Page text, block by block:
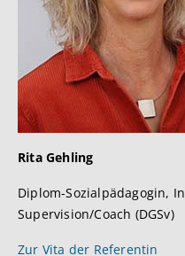
Rita Gehling
Diplom-Sozialpädagogin,
Supervision/Coach (DGSv)
Zur Vita der Referentin